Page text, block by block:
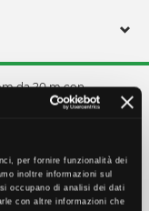
per fornire funzionalità dei
inoltre informazioni sul
occupano di analisi dei dati
con altre informazioni che
da 20 m con
contenitore in